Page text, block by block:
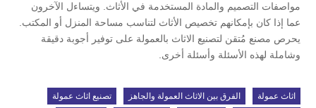
مواصفات التصميم والمادة المستخدمة في الأثاث. ويتساءل الآخرون
عما إذا كان بإمكانهم تخصيص الأثاث لتناسب مساحة المنزل أو المكتب.
يحرص مصنع مُتقن لتصنيع الاثاث بالعمولة على توفير أجوبة دقيقة
وشاملة لهذه الأسئلة وأسئلة أخرى.
اثاث عمولة الفرق بين الاثاث العمولة والجاهز
تصنيع اثاث عمولة